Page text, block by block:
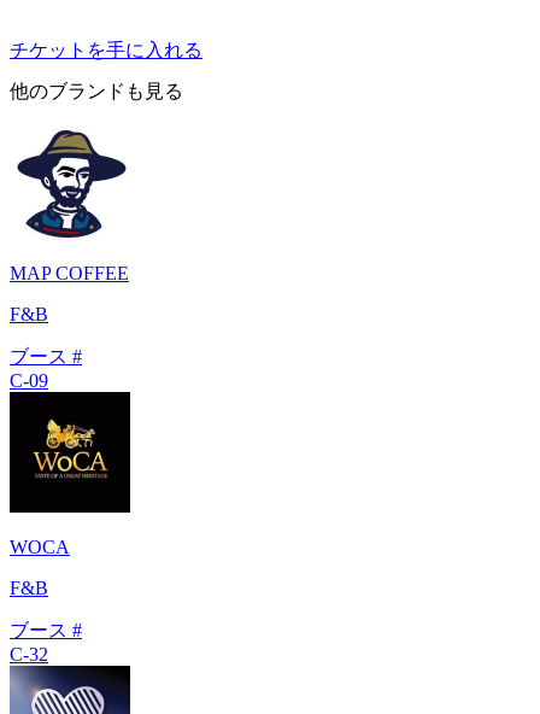
チケットを手に入れる
他のブランドも見る
MAP COFFEE
F&B
ブース #
C-09
WOCA
F&B
ブース #
C-32